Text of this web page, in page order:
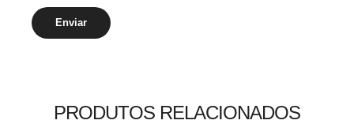
PRODUTOS RELACIONADOS